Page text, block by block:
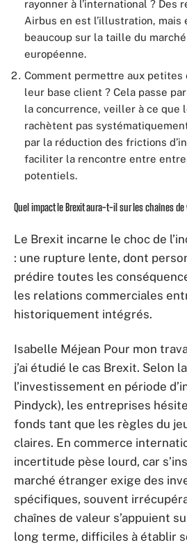
rayonner à l’international ? Des
Airbus en est l’illustration, mais
beaucoup sur la taille du
européenne.
Comment permettre aux petites
leur base client ? Cela passe
la concurrence, veiller à ce que
rachètent pas
par la réduction des frictions
faciliter la rencontre entre
potentiels.
Quel impact le Brexit aura-t-il sur les chaînes de
Le Brexit incarne le choc de
: une rupture lente, dont
prédire toutes les
les relations commerciales
historiquement intégrés.
Isabelle Méjean Pour mon
j’ai étudié le cas Brexit. Selon
l’investissement en période
Pindyck), les entreprises
fonds tant que les règles du
claires. En commerce
incertitude pèse lourd, car
marché étranger exige des
spécifiques, souvent
chaînes de valeur s’appuient
long terme, difficiles à établir